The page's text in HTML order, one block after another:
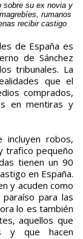
sobre su ex novia y
rumanos
recibir castigo
de Sánchez
tribunales. La
que el
comprados,
en mentiras y
robos,
trafico pequeño
tienen un 90
en España.
y acuden como
para las
lo es también
aquellos que
y que hacen